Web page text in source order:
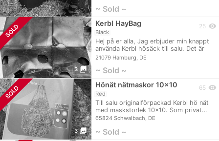
~ Sold ~
SOLD
3 photo_library
Kerbl HayBag
Black
Hej på er alla, Jag erbjuder min knappt
använda Kerbl hösäck till salu. Det är
den…
21079 Hamburg, DE
25 visibility
~ Sold ~
SOLD
3 photo_library
Hönät nätmaskor 10x10
Red
Till salu originalförpackad Kerbl hö nät
med maskstorlek 10x10. Som privat…
65824 Schwalbach, DE
65 visibility
~ Sold ~